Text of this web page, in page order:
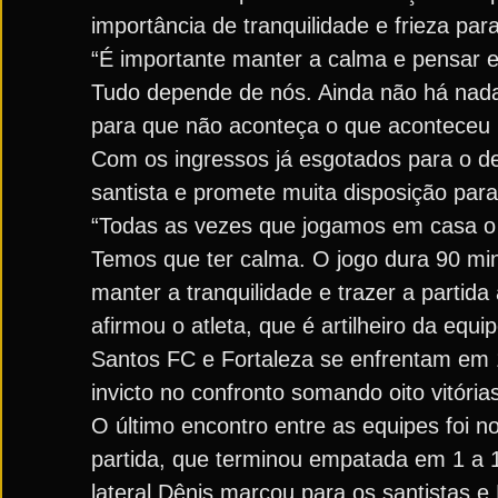
importância de tranquilidade e frieza
“É importante manter a calma e pensar
Tudo depende de nós. Ainda não há
para que não aconteça o que
Com os ingressos já esgotados para o
santista e promete muita disposição
“Todas as vezes que jogamos em casa
Temos que ter calma. O jogo dura 90
manter a tranquilidade e trazer a
afirmou o atleta, que é artilheiro da
Santos FC e Fortaleza se enfrentam
invicto no confronto somando oito
O último encontro entre as equipes foi
partida, que terminou empatada em 1 a
lateral Dênis marcou para os santistas